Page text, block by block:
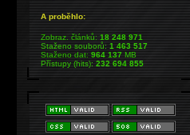
A proběhlo:
Zobraz. článků:18 248 971
Staženo souborů:1 463 517
Staženo dat:964 137MB
Přístupy (hits):232 694 855